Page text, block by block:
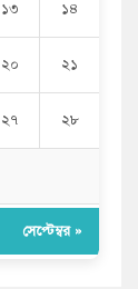
১৩ ১৪
২০ ২১
২৭ ২৮
সেপ্টেম্বর »